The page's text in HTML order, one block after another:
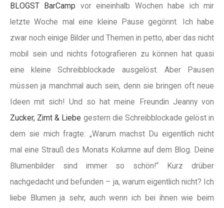
BLOGST BarCamp vor eineinhalb Wochen habe ich mir
letzte Woche mal eine kleine Pause gegönnt. Ich habe
zwar noch einige Bilder und Themen in petto, aber das nicht
mobil sein und nichts fotografieren zu können hat quasi
eine kleine Schreibblockade ausgelöst. Aber Pausen
müssen ja manchmal auch sein, denn sie bringen oft neue
Ideen mit sich! Und so hat meine Freundin Jeanny von
Zucker, Zimt & Liebe gestern die Schreibblockade gelöst in
dem sie mich fragte: „Warum machst Du eigentlich nicht
mal eine Strauß des Monats Kolumne auf dem Blog. Deine
Blumenbilder sind immer so schön!“ Kurz drüber
nachgedacht und befunden – ja, warum eigentlich nicht? Ich
liebe Blumen ja sehr, auch wenn ich bei ihnen wie beim